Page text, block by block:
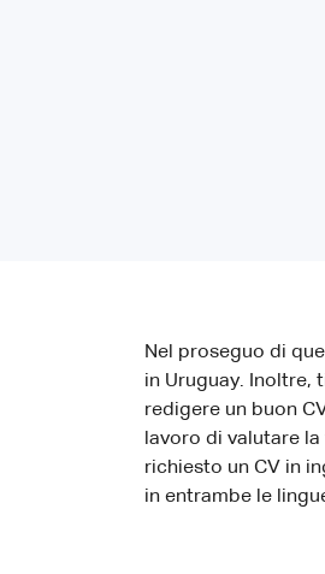
Nel proseguo di
in Uruguay. Inoltre,
redigere un buon
lavoro di valutare
richiesto un CV in
in entrambe le